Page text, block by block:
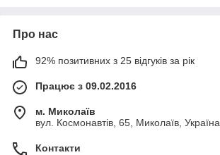
Про нас
92% позитивних з 25 відгуків за рік
Працює з 09.02.2016
м. Миколаїв
вул. Космонавтів, 65, Миколаїв, Україна
Контакти